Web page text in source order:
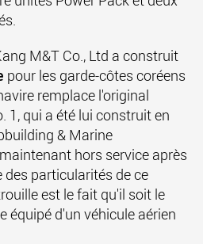
M&T Co., Ltd a construit
pour les garde-côtes coréens
remplace l'original
1, qui a été lui construit en
& Marine
hors service après
des particularités de ce
est le fait qu'il soit le
équipé d'un véhicule aérien